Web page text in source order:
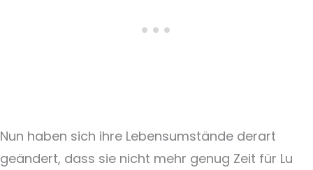
Nun haben sich ihre Lebensumstände derart
geändert, dass sie nicht mehr genug Zeit für Lu